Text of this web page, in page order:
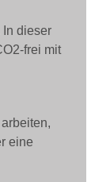
In dieser
frei mit
eine